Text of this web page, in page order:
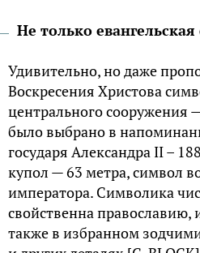
Не только
Удивительно, но даже
Воскресения Христова
центрального сооружения
было выбрано в
государя Александра II –
купол — 63 мeтра, символ
императора. Символика
свойственна православию,
также в избранном